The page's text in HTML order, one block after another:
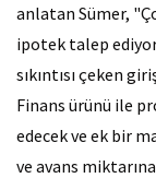
anlatan Sümer,
ipotek talep
sıkıntısı çeken
Finans ürünü ile
edecek ve ek bir
ve avans